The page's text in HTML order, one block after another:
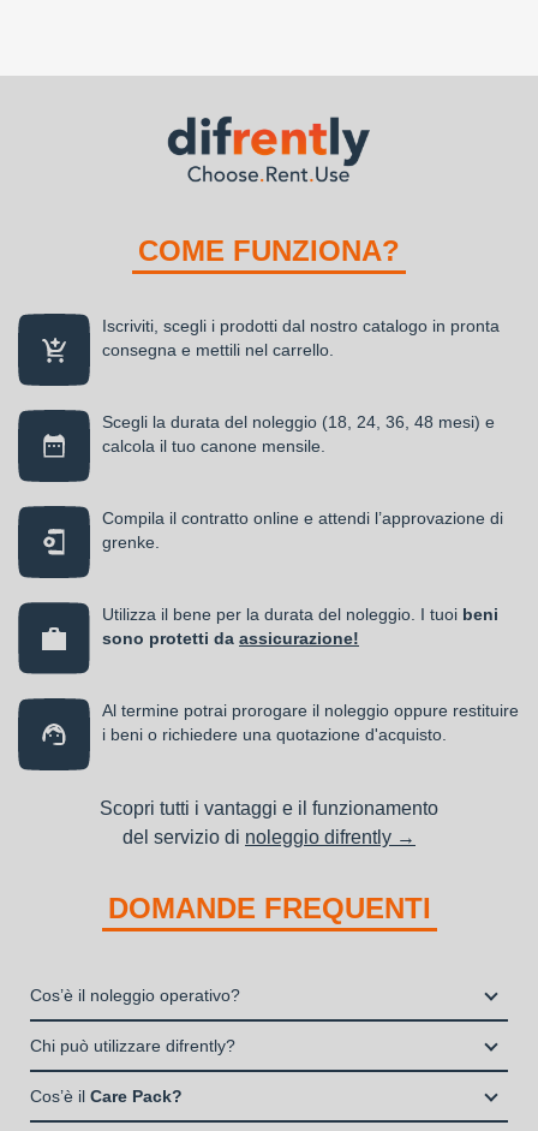
COME FUNZIONA?
Iscriviti, scegli i prodotti dal nostro catalogo in pronta
consegna e mettili nel carrello.
Scegli la durata del noleggio (18, 24, 36, 48 mesi) e
calcola il tuo canone mensile.
Compila il contratto online e attendi l’approvazione di
grenke.
Utilizza il bene per la durata del noleggio. I tuoi beni
sono protetti da assicurazione!
Al termine potrai prorogare il noleggio oppure restituire
i beni o richiedere una quotazione d'acquisto.
Scopri tutti i vantaggi e il funzionamento
del servizio di noleggio difrently →
DOMANDE FREQUENTI
Cos’è il noleggio operativo?
Il noleggio, o locazione operativa, è una soluzione che
alla propria attività a fronte del pagamento di un canone fisso
periodico.
Chi può utilizzare difrently?
Liberi Professionisti e Studi Associati
Cos’è il Care Pack?